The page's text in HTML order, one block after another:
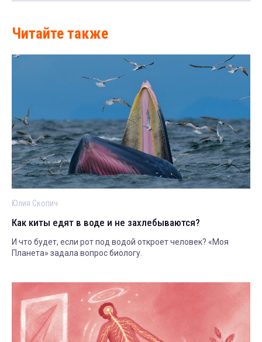
Читайте также
Юлия Скопич
Как киты едят в воде и не захлебываются?
И что будет, если рот под водой откроет человек? «Моя
Планета» задала вопрос биологу.